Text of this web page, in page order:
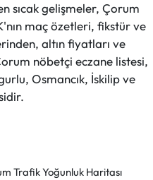
sıcak gelişmeler, Çorum
maç özetleri, fikstür ve
altın fiyatları ve
nöbetçi eczane listesi,
Osmancık, İskilip ve
Trafik Yoğunluk Haritası